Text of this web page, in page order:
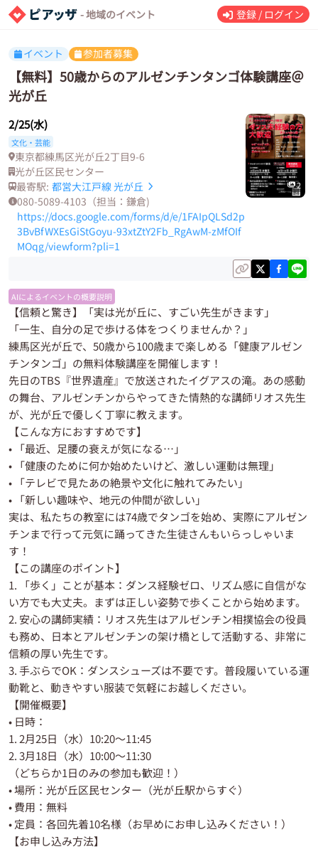
- 地域のイベント 登録 / ログイン
イベント 参加者募集
【無料】50歳からのアルゼンチンタンゴ体験講座＠
光が丘
2/25(水)
文化・芸能
東京都練馬区光が丘2丁目9-6
光が丘区民センター
最寄駅: 都営大江戸線 光が丘
080-5089-4103（担当：鎌倉)
https://docs.google.com/forms/d/e/1FAIpQLSd2p
3BvBfWXEsGiStGoyu-93xtZtY2Fb_RgAwM-zMfOIf
MOqg/viewform?pli=1
2
AIによるイベントの概要説明
【信頼と驚き】「実は光が丘に、すごい先生がきます」
「一生、自分の足で歩ける体をつくりませんか？」
練馬区光が丘で、50歳から100歳まで楽しめる「健康アルゼン
チンタンゴ」の無料体験講座を開催します！
先日のTBS『世界遺産』で放送されたイグアスの滝。あの感動
の舞台、アルゼンチンからやってきた情熱的な講師リオス先生
が、光が丘で優しく丁寧に教えます。
【こんな方におすすめです】
• 「最近、足腰の衰えが気になる…」
• 「健康のために何か始めたいけど、激しい運動は無理」
• 「テレビで見たあの絶景や文化に触れてみたい」
• 「新しい趣味や、地元の仲間が欲しい」
実は、私たちの教室には74歳でタンゴを始め、実際にアルゼン
チンまで行って元気に踊ってきた生徒さんもいらっしゃいま
す！
【この講座のポイント】
1. 「歩く」ことが基本：ダンス経験ゼロ、リズム感に自信がな
い方でも大丈夫。まずは正しい姿勢で歩くことから始めます。
2. 安心の講師実績：リオス先生はアルゼンチン相撲協会の役員
も務め、日本とアルゼンチンの架け橋として活動する、非常に
信頼の厚い先生です。
3. 手ぶらでOK：ダンスシューズは不要です。普段履いている運
動靴と、動きやすい服装で気軽にお越しください。
【開催概要】
• 日時：
1. 2月25日（水）10:20〜11:45
2. 3月18日（水）10:00〜11:30
（どちらか1日のみの参加も歓迎！）
• 場所：光が丘区民センター（光が丘駅からすぐ）
• 費用：無料
• 定員：各回先着10名様（お早めにお申し込みください！）
【お申し込み方法】